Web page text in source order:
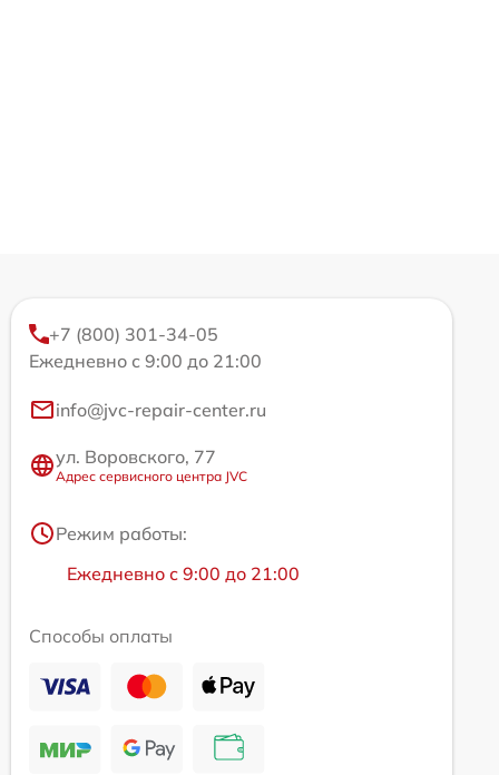
+7 (800) 301-34-05
Ежедневно с 9:00 до 21:00
info@jvc-repair-center.ru
ул. Воровского, 77
Адрес сервисного центра JVC
Режим работы:
Ежедневно с 9:00 до 21:00
Способы оплаты